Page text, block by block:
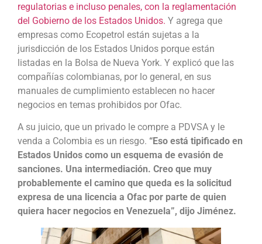
regulatorias e incluso penales, con la reglamentación
del Gobierno de los Estados Unidos. Y agrega que
empresas como Ecopetrol están sujetas a la
jurisdicción de los Estados Unidos porque están
listadas en la Bolsa de Nueva York. Y explicó que las
compañías colombianas, por lo general, en sus
manuales de cumplimiento establecen no hacer
negocios en temas prohibidos por Ofac.
A su juicio, que un privado le compre a PDVSA y le
venda a Colombia es un riesgo. “Eso está tipificado en
Estados Unidos como un esquema de evasión de
sanciones. Una intermediación. Creo que muy
probablemente el camino que queda es la solicitud
expresa de una licencia a Ofac por parte de quien
quiera hacer negocios en Venezuela”, dijo Jiménez.